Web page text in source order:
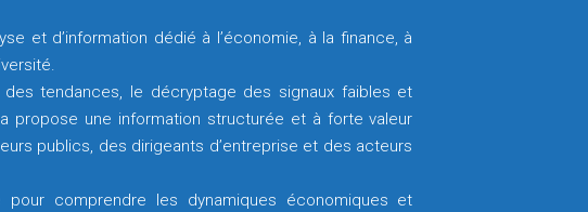
et d’information dédié à l’économie, à la finance, à
tendances, le décryptage des signaux faibles et
propose une information structurée et à forte valeur
publics, des dirigeants d’entreprise et des acteurs
comprendre les dynamiques économiques et